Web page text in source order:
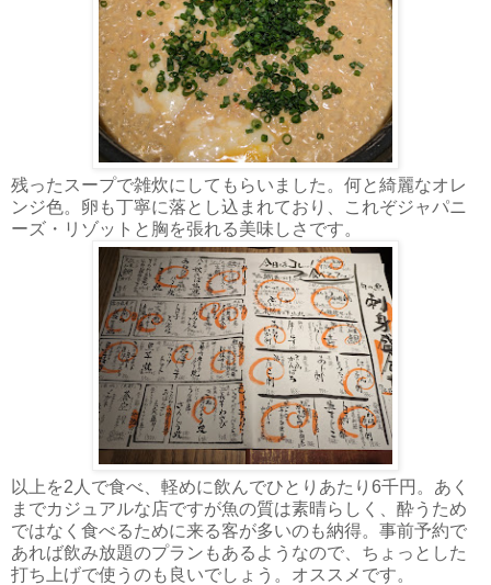
残ったスープで雑炊にしてもらいました。何と綺麗なオレ
ンジ色。卵も丁寧に落とし込まれており、これぞジャパニ
ーズ・リゾットと胸を張れる美味しさです。
以上を2人で食べ、軽めに飲んでひとりあたり6千円。あく
までカジュアルな店ですが魚の質は素晴らしく、酔うため
ではなく食べるために来る客が多いのも納得。事前予約で
あれば飲み放題のプランもあるようなので、ちょっとした
打ち上げで使うのも良いでしょう。オススメです。